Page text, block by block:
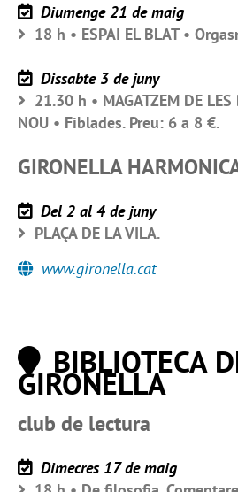
Diumenge 21 de maig
18 h • ESPAI EL BLAT •
Dissabte 3 de juny
21.30 h • MAGATZEM DE
NOU • Fiblades. Preu: 6 a 8 €.
GIRONELLA
Del 2 al 4 de juny
PLAÇA DE LA VILA.
www.gironella.cat
BIBLIOTECA
GIRONELLA
club de lectura
Dimecres 17 de maig